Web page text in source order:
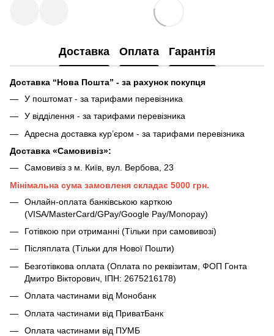
Доставка Оплата Гарантія
Доставка “Нова Пошта” - за рахунок покупця
У поштомат - за тарифами перевізника
У відділення - за тарифами перевізника
Адресна доставка кур’єром - за тарифами перевізника
Доставка «Самовивіз»:
Самовивіз з м. Київ, вул. Вербова, 23
Мінімальна сума замовленя складає 5000 грн.
Онлайн-оплата банківською карткою
(VISA/MasterCard/GPay/Google Pay/Monopay)
Готівкою при отриманні (Тільки при самовивозі)
Післяплата (Тільки для Нової Пошти)
Безготівкова оплата (Оплата по реквізитам, ФОП Гонта
Дмитро Вікторович, ІПН: 2675216178)
Оплата частинами від Монобанк
Оплата частинами від ПриватБанк
Оплата частинами від ПУМБ